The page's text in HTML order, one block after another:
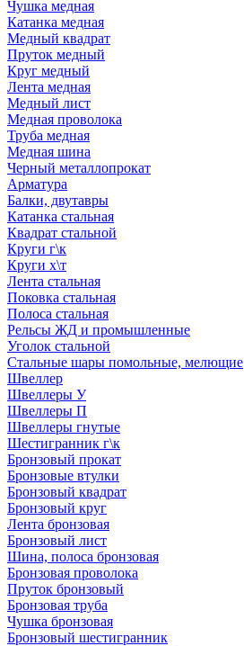
Чушка медная
Катанка медная
Медный квадрат
Пруток медный
Круг медный
Лента медная
Медный лист
Медная проволока
Труба медная
Медная шина
Черный металлопрокат
Арматура
Балки, двутавры
Катанка стальная
Квадрат стальной
Круги г\к
Круги х\т
Лента стальная
Поковка стальная
Полоса стальная
Рельсы ЖД и промышленные
Уголок стальной
Стальные шары помольные, мелющие
Швеллер
Швеллеры У
Швеллеры П
Швеллеры гнутые
Шестигранник г\к
Бронзовый прокат
Бронзовые втулки
Бронзовый квадрат
Бронзовый круг
Лента бронзовая
Бронзовый лист
Шина, полоса бронзовая
Бронзовая проволока
Пруток бронзовый
Бронзовая труба
Чушка бронзовая
Бронзовый шестигранник